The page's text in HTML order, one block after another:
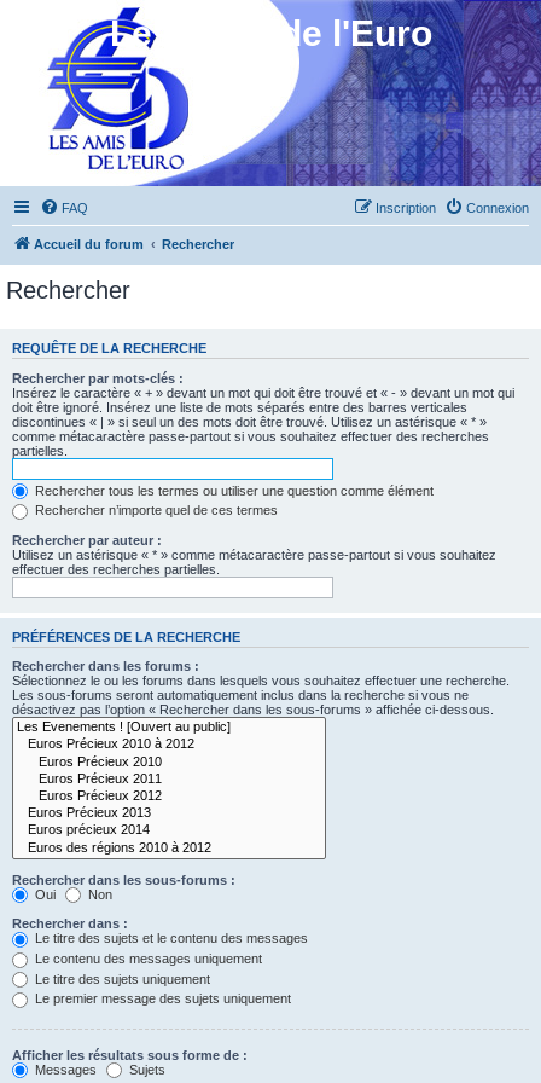
Les Amis de l'Euro
FAQ Connexion
Inscription
Accueil du forum Rechercher
Rechercher
REQUÊTE DE LA RECHERCHE
Rechercher par mots-clés :
Insérez le caractère « + » devant un mot qui doit être trouvé et « - » devant un mot qui
doit être ignoré. Insérez une liste de mots séparés entre des barres verticales
discontinues « | » si seul un des mots doit être trouvé. Utilisez un astérisque « * »
comme métacaractère passe-partout si vous souhaitez effectuer des recherches
partielles.
Rechercher tous les termes ou utiliser une question comme élément
Rechercher n’importe quel de ces termes
Rechercher par auteur :
Utilisez un astérisque « * » comme métacaractère passe-partout si vous souhaitez
effectuer des recherches partielles.
PRÉFÉRENCES DE LA RECHERCHE
Rechercher dans les forums :
Sélectionnez le ou les forums dans lesquels vous souhaitez effectuer une recherche.
Les sous-forums seront automatiquement inclus dans la recherche si vous ne
désactivez pas l’option « Rechercher dans les sous-forums » affichée ci-dessous.
Rechercher dans les sous-forums :
Oui
Non
Rechercher dans :
Le titre des sujets et le contenu des messages
Le contenu des messages uniquement
Le titre des sujets uniquement
Le premier message des sujets uniquement
Afficher les résultats sous forme de :
Messages
Sujets